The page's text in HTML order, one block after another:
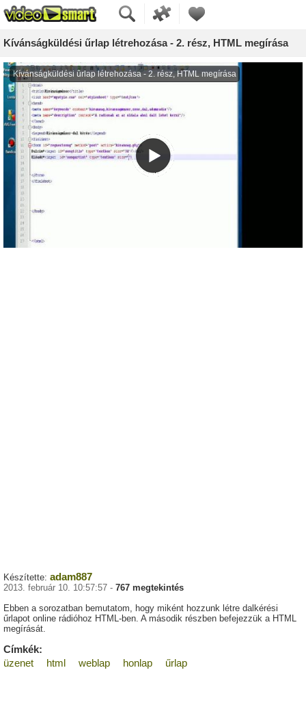
Kívánságküldési űrlap létrehozása - 2. rész, HTML megírása
Készítette: adam887
2013. február 10. 10:57:57 - 767 megtekintés
Ebben a sorozatban bemutatom, hogy miként hozzunk létre dalkérési
űrlapot online rádióhoz HTML-ben. A második részben befejezzük a HTML
megírását.
Címkék:
üzenet
html weblap honlap űrlap